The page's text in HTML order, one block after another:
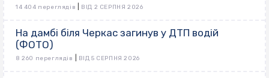
14 404 переглядів ВІД 2 СЕРПНЯ 2026
На дамбі біля Черкас загинув у ДТП водій
(ФОТО)
8 260 переглядів ВІД 5 СЕРПНЯ 2026